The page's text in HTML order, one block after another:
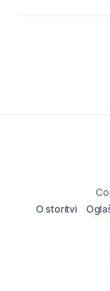
O storitvi